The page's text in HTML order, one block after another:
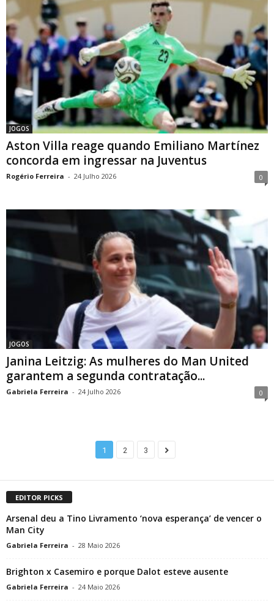
JOGOS
Aston Villa reage quando Emiliano Martínez
concorda em ingressar na Juventus
Rogério Ferreira - 24 Julho 2026 0
JOGOS
Janina Leitzig: As mulheres do Man United
garantem a segunda contratação...
Gabriela Ferreira - 24 Julho 2026 0
1 2 3
EDITOR PICKS
Arsenal deu a Tino Livramento ‘nova esperança’ de vencer o
Man City
Gabriela Ferreira - 28 Maio 2026
Brighton x Casemiro e porque Dalot esteve ausente
Gabriela Ferreira - 24 Maio 2026